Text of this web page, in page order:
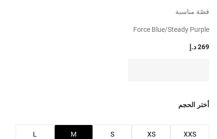
قصّة مناسبة
Force Blue/steady Purple
269 د.إ
أختر الحجم
XXS
XS
S
M
L